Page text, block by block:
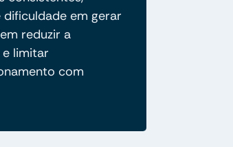
em gerar
reduzir a
limitar
com